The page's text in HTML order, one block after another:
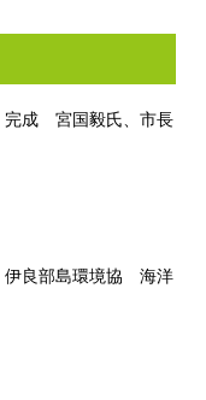
完成 宮国毅氏、市長
良部島環境協 海洋